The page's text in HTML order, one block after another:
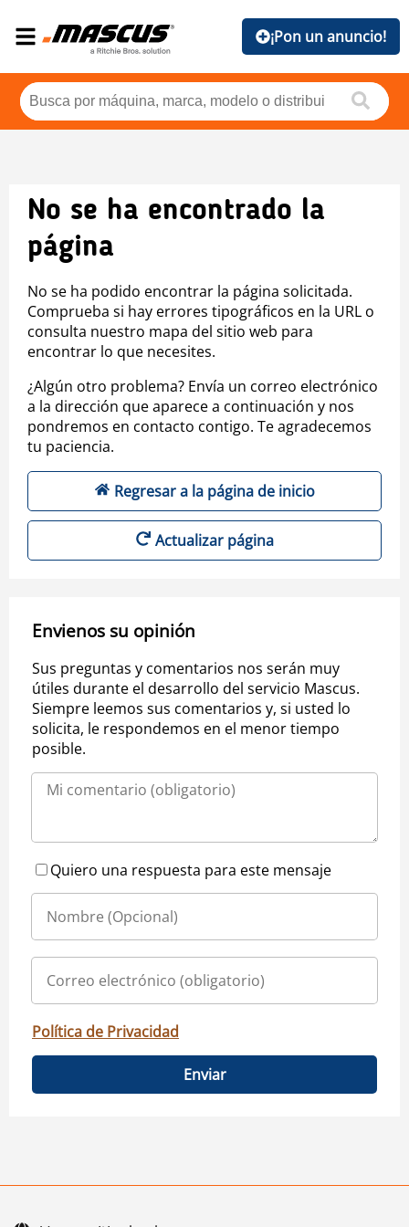
¡Pon un anuncio!
No se ha encontrado la
página
No se ha podido encontrar la página solicitada.
Comprueba si hay errores tipográficos en la URL o
consulta nuestro mapa del sitio web para
encontrar lo que necesites.
¿Algún otro problema? Envía un correo electrónico
a la dirección que aparece a continuación y nos
pondremos en contacto contigo. Te agradecemos
tu paciencia.
Regresar a la página de inicio
Actualizar página
Envienos su opinión
Sus preguntas y comentarios nos serán muy
útiles durante el desarrollo del servicio Mascus.
Siempre leemos sus comentarios y, si usted lo
solicita, le respondemos en el menor tiempo
posible.
Quiero una respuesta para este mensaje
Política de Privacidad
Enviar